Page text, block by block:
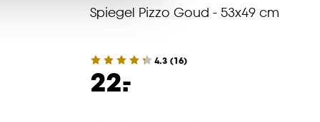
Spiegel Pizzo Goud - 53x49 cm
4.3 (16)
22.
-